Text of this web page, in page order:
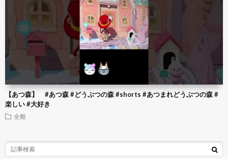
【あつ森】 #あつ森 #どうぶつの森 #shorts #あつまれどうぶつの森 #
楽しい #大好き
全般